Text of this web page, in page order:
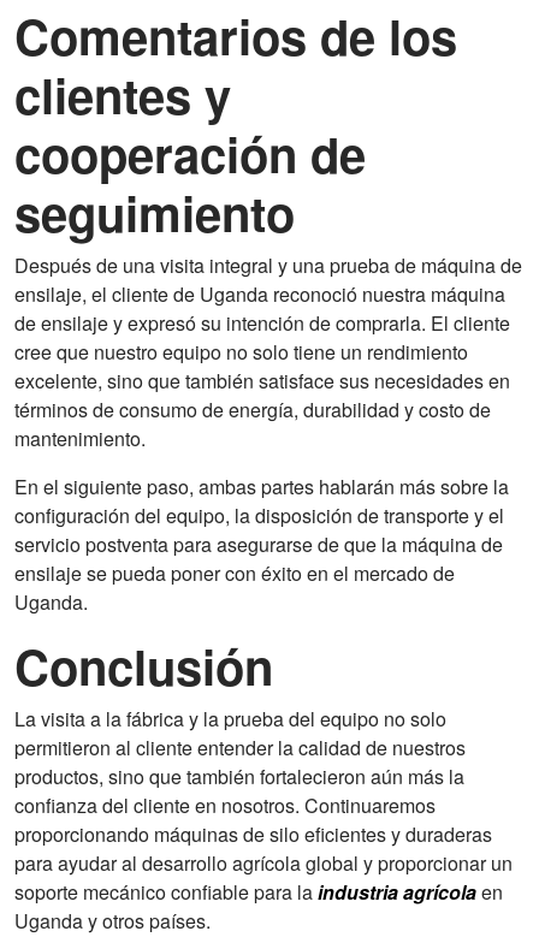
Comentarios de los
clientes y
cooperación de
seguimiento
Después de una visita integral y una prueba de máquina de
ensilaje, el cliente de Uganda reconoció nuestra máquina
de ensilaje y expresó su intención de comprarla. El cliente
cree que nuestro equipo no solo tiene un rendimiento
excelente, sino que también satisface sus necesidades en
términos de consumo de energía, durabilidad y costo de
mantenimiento.
En el siguiente paso, ambas partes hablarán más sobre la
configuración del equipo, la disposición de transporte y el
servicio postventa para asegurarse de que la máquina de
ensilaje se pueda poner con éxito en el mercado de
Uganda.
Conclusión
La visita a la fábrica y la prueba del equipo no solo
permitieron al cliente entender la calidad de nuestros
productos, sino que también fortalecieron aún más la
confianza del cliente en nosotros. Continuaremos
proporcionando máquinas de silo eficientes y duraderas
para ayudar al desarrollo agrícola global y proporcionar un
soporte mecánico confiable para laindustria agrícolaen
Uganda y otros países.